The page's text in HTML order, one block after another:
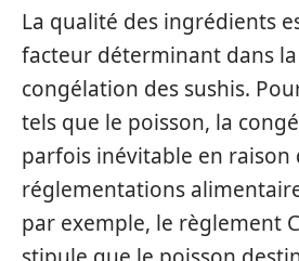
La qualité des ingrédients
facteur déterminant dans
congélation des sushis.
tels que le poisson, la
parfois inévitable en raison
réglementations
par exemple, le règlement